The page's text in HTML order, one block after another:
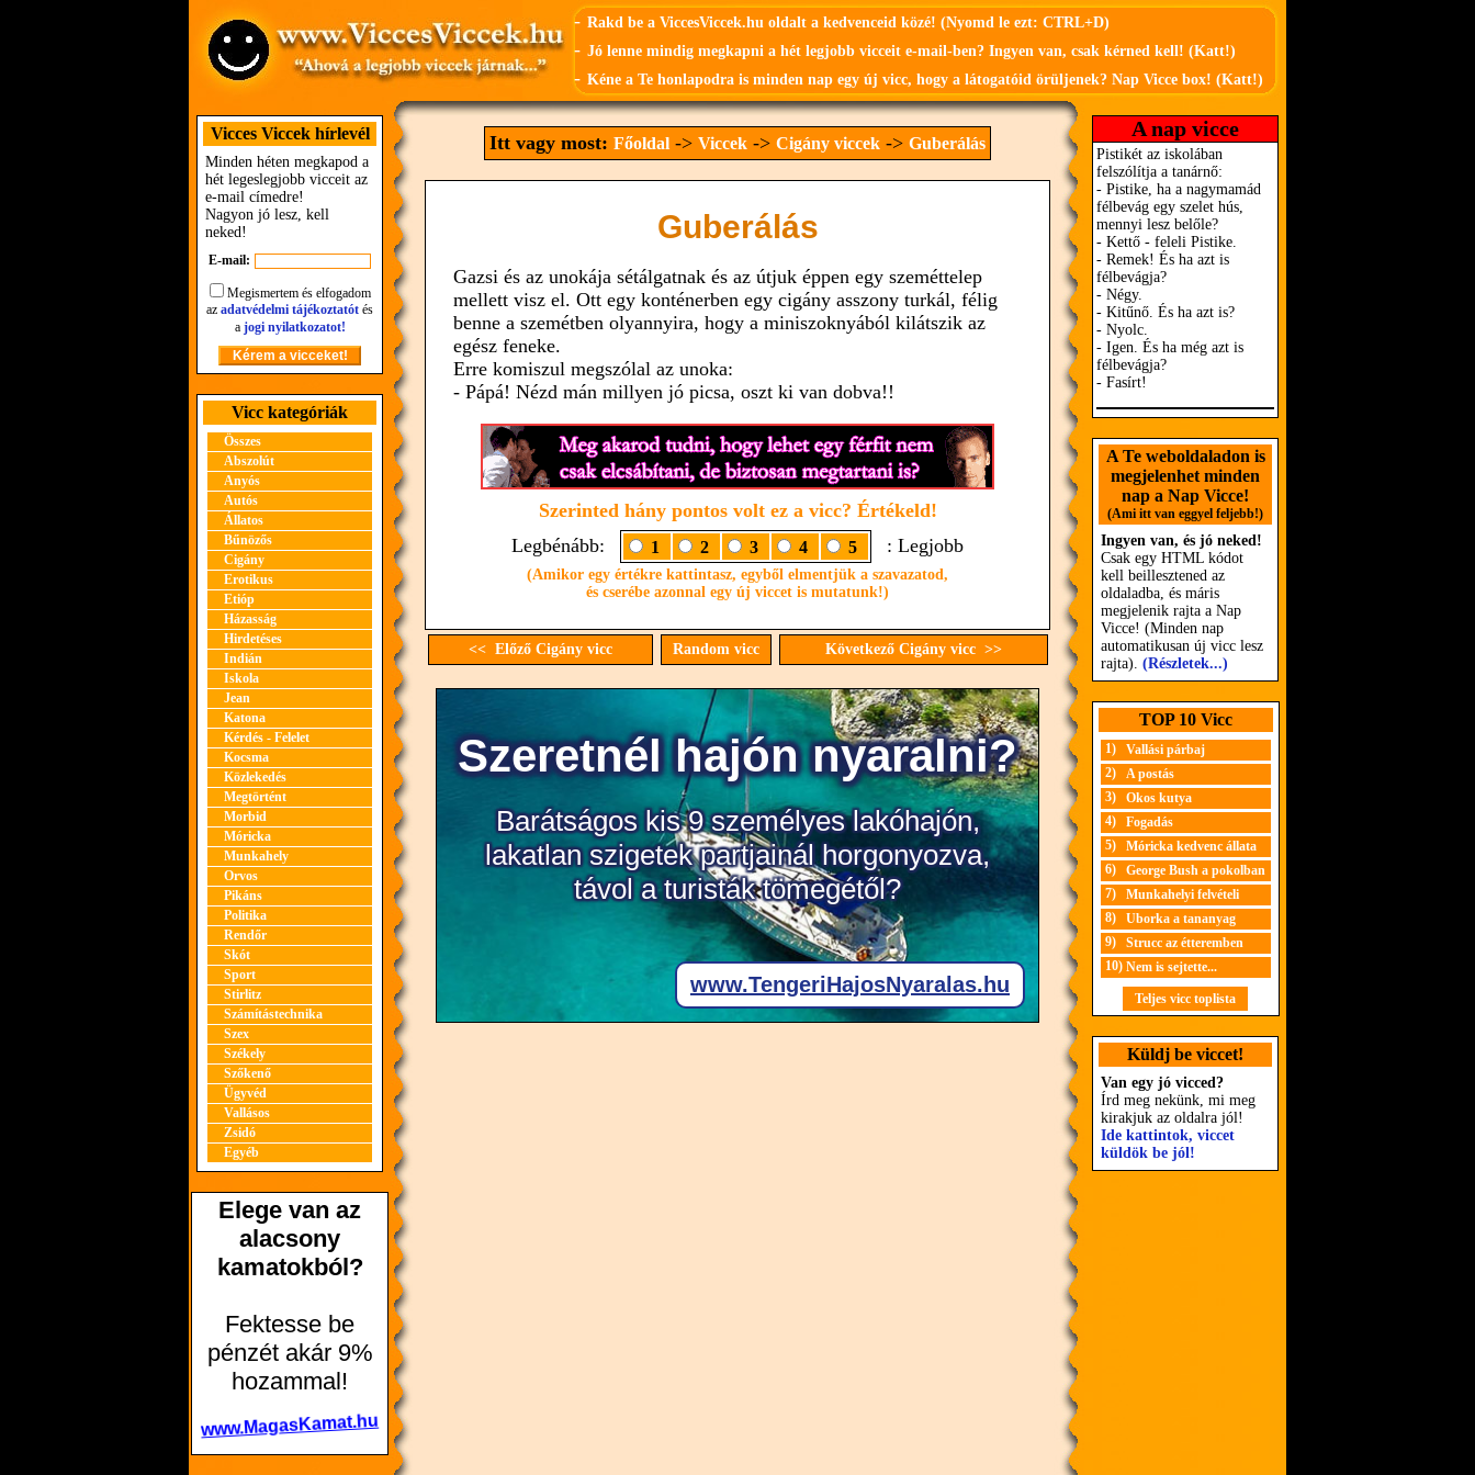
- Rakd be a ViccesViccek.hu oldalt a kedvenceid közé! (Nyomd le ezt: CTRL+D)
- Jó lenne mindig megkapni a hét legjobb vicceit e-mail-ben? Ingyen van, csak kérned kell! (Katt!)
- Kéne a Te honlapodra is minden nap egy új vicc, hogy a látogatóid örüljenek? Nap Vicce box! (Katt!)
Vicces Viccek hírlevél
Minden héten megkapod a
hét legeslegjobb vicceit az
e-mail címedre!
Nagyon jó lesz, kell
neked!
E-mail:
Megismertem és elfogadom
az adatvédelmi tájékoztatót és
a jogi nyilatkozatot!
Vicc kategóriák
Összes
Abszolút
Anyós
Autós
Állatos
Bűnözős
Cigány
Erotikus
Etióp
Házasság
Hirdetéses
Indián
Iskola
Jean
Katona
Kérdés - Felelet
Kocsma
Közlekedés
Megtörtént
Morbid
Móricka
Munkahely
Orvos
Pikáns
Politika
Rendőr
Skót
Sport
Stirlitz
Számítástechnika
Szex
Székely
Szőkenő
Ügyvéd
Vallásos
Zsidó
Egyéb
Itt vagy most: Főoldal -> Viccek -> Cigány viccek -> Guberálás
Guberálás
Gazsi és az unokája sétálgatnak és az útjuk éppen egy szeméttelep
mellett visz el. Ott egy konténerben egy cigány asszony turkál, félig
benne a szemétben olyannyira, hogy a miniszoknyából kilátszik az
egész feneke.
Erre komiszul megszólal az unoka:
- Pápá! Nézd mán millyen jó picsa, oszt ki van dobva!!
Szerinted hány pontos volt ez a vicc? Értékeld!
Legbénább:
1 2 3 4 5 : Legjobb
(Amikor egy értékre kattintasz, egyből elmentjük a szavazatod,
és cserébe azonnal egy új viccet is mutatunk!)
<< Előző Cigány vicc Random vicc Következő Cigány vicc >>
A nap vicce
A Te weboldaladon is
megjelenhet minden
nap a Nap Vicce!
(Ami itt van eggyel feljebb!)
Ingyen van, és jó neked!
Csak egy HTML kódot
kell beillesztened az
oldaladba, és máris
megjelenik rajta a Nap
Vicce! (Minden nap
automatikusan új vicc lesz
rajta). (Részletek...)
TOP 10 Vicc
1)
Vallási párbaj
2)
A postás
3)
Okos kutya
4)
Fogadás
5)
Móricka kedvenc állata
6)
George Bush a pokolban
7)
Munkahelyi felvételi
8)
Uborka a tananyag
9)
Strucc az étteremben
10) Nem is sejtette...
Teljes vicc toplista
Küldj be viccet!
Van egy jó vicced?
Írd meg nekünk, mi meg
kirakjuk az oldalra jól!
Ide kattintok, viccet
küldök be jól!